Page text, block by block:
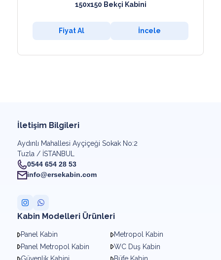
150x150 Bekçi Kabini
Fiyat Al İncele
İletişim Bilgileri
Aydınlı Mahallesi Ayçiçeği Sokak No:2
Tuzla / İSTANBUL
0544 654 28 53
info@ersekabin.com
Kabin Modelleri Ürünleri
Panel Kabin
Metropol Kabin
Panel Metropol Kabin
WC Duş Kabin